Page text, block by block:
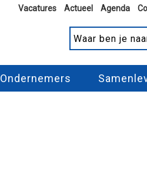
Vacatures Actueel Agenda
Ondernemers